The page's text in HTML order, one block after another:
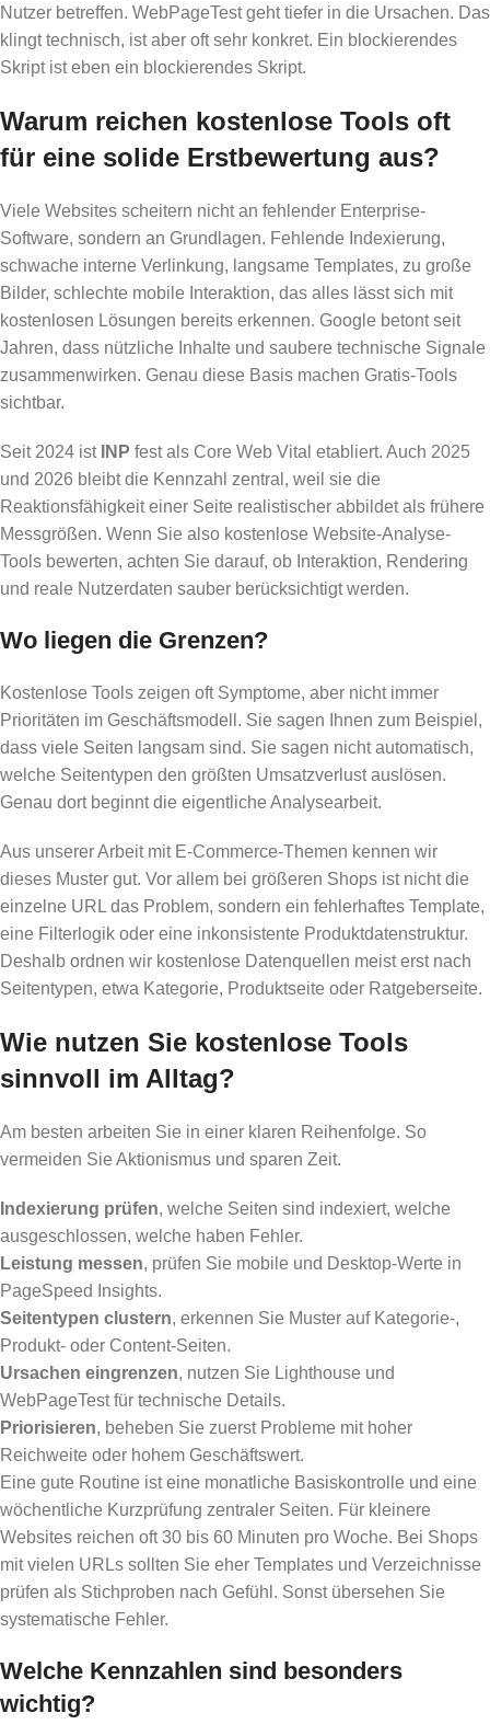
Nutzer betreffen. WebPageTest geht tiefer in die Ursachen. Das
klingt technisch, ist aber oft sehr konkret. Ein blockierendes
Skript ist eben ein blockierendes Skript.
Warum reichen kostenlose Tools oft
für eine solide Erstbewertung aus?
Viele Websites scheitern nicht an fehlender Enterprise-
Software, sondern an Grundlagen. Fehlende Indexierung,
schwache interne Verlinkung, langsame Templates, zu große
Bilder, schlechte mobile Interaktion, das alles lässt sich mit
kostenlosen Lösungen bereits erkennen. Google betont seit
Jahren, dass nützliche Inhalte und saubere technische Signale
zusammenwirken. Genau diese Basis machen Gratis-Tools
sichtbar.
Seit 2024 ist INP fest als Core Web Vital etabliert. Auch 2025
und 2026 bleibt die Kennzahl zentral, weil sie die
Reaktionsfähigkeit einer Seite realistischer abbildet als frühere
Messgrößen. Wenn Sie also kostenlose Website-Analyse-
Tools bewerten, achten Sie darauf, ob Interaktion, Rendering
und reale Nutzerdaten sauber berücksichtigt werden.
Wo liegen die Grenzen?
Kostenlose Tools zeigen oft Symptome, aber nicht immer
Prioritäten im Geschäftsmodell. Sie sagen Ihnen zum Beispiel,
dass viele Seiten langsam sind. Sie sagen nicht automatisch,
welche Seitentypen den größten Umsatzverlust auslösen.
Genau dort beginnt die eigentliche Analysearbeit.
Aus unserer Arbeit mit E-Commerce-Themen kennen wir
dieses Muster gut. Vor allem bei größeren Shops ist nicht die
einzelne URL das Problem, sondern ein fehlerhaftes Template,
eine Filterlogik oder eine inkonsistente Produktdatenstruktur.
Deshalb ordnen wir kostenlose Datenquellen meist erst nach
Seitentypen, etwa Kategorie, Produktseite oder Ratgeberseite.
Wie nutzen Sie kostenlose Tools
sinnvoll im Alltag?
Am besten arbeiten Sie in einer klaren Reihenfolge. So
vermeiden Sie Aktionismus und sparen Zeit.
Indexierung prüfen, welche Seiten sind indexiert, welche
ausgeschlossen, welche haben Fehler.
Leistung messen, prüfen Sie mobile und Desktop-Werte in
PageSpeed Insights.
Seitentypen clustern, erkennen Sie Muster auf Kategorie-,
Produkt- oder Content-Seiten.
Ursachen eingrenzen, nutzen Sie Lighthouse und
WebPageTest für technische Details.
Priorisieren, beheben Sie zuerst Probleme mit hoher
Reichweite oder hohem Geschäftswert.
Eine gute Routine ist eine monatliche Basiskontrolle und eine
wöchentliche Kurzprüfung zentraler Seiten. Für kleinere
Websites reichen oft 30 bis 60 Minuten pro Woche. Bei Shops
mit vielen URLs sollten Sie eher Templates und Verzeichnisse
prüfen als Stichproben nach Gefühl. Sonst übersehen Sie
systematische Fehler.
Welche Kennzahlen sind besonders
wichtig?